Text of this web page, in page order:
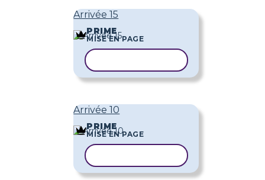
Arrivée 15
PRIME
MISE EN PAGE
Arrivée 10
PRIME
MISE EN PAGE